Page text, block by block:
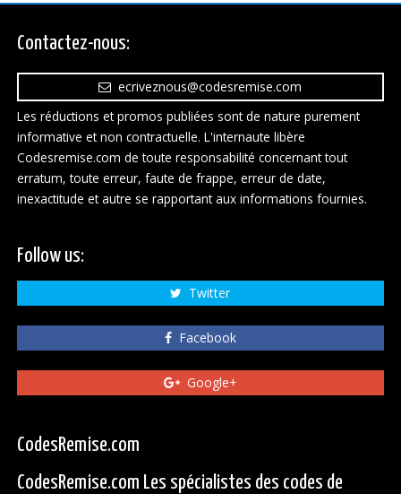
Contactez-nous:
ecriveznous@codesremise.com
Les réductions et promos publiées sont de nature purement
informative et non contractuelle. L'internaute libère
Codesremise.com de toute responsabilité concernant tout
erratum, toute erreur, faute de frappe, erreur de date,
inexactitude et autre se rapportant aux informations fournies.
Follow us:
Twitter
Facebook
Google+
CodesRemise.com
CodesRemise.com Les spécialistes des codes de